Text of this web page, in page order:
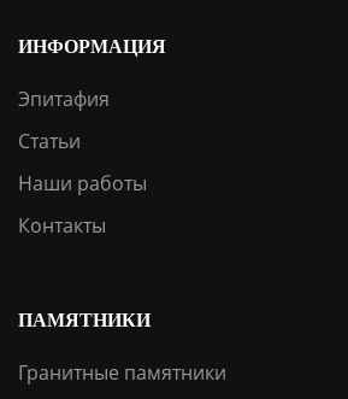
ИНФОРМАЦИЯ
Эпитафия
Статьи
Наши работы
Контакты
ПАМЯТНИКИ
Гранитные памятники